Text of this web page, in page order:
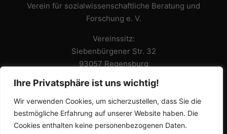
Ihre Privatsphäre ist uns wichtig!
Wir verwenden Cookies, um sicherzustellen, dass Sie die
bestmögliche Erfahrung auf unserer Website haben. Die
Cookies enthalten keine personenbezogenen Daten.
Verein für sozialwissenschaftliche Beratung und
Forschung e. V.
Vereinssitz:
Siebenbürgener Str. 32
93057 Regensburg
Büro:
Adolf-Schmetzer-Strasse 32
93055 Regensburg
Anfahrt